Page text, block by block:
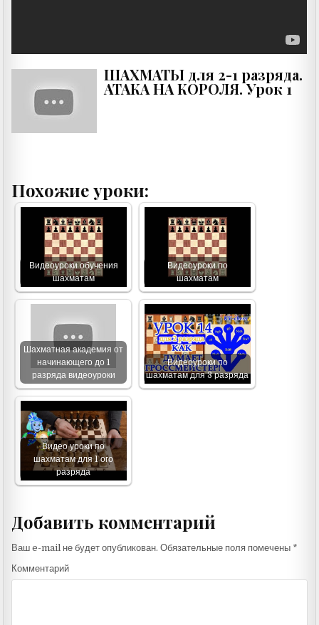
ШАХМАТЫ для 2-1 разряда.
АТАКА НА КОРОЛЯ. Урок 1
Похожие уроки:
Видеоуроки обучения
шахматам
Видеоуроки по
шахматам
Шахматная академия от
начинающего до 1
разряда видеоуроки
Видеоуроки по
шахматам для 3 разряда
Видео уроки по
шахматам для 1 ого
разряда
Добавить комментарий
Ваш e-mail не будет опубликован. Обязательные поля помечены *
Комментарий